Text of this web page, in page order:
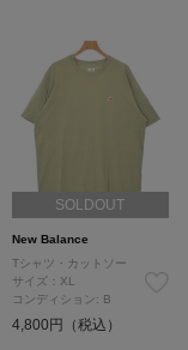
SOLDOUT
New Balance
Tシャツ・カットソー
サイズ：XL
コンディション: B
4,800円（税込）